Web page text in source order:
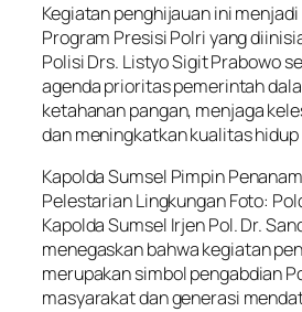
Kegiatan penghijauan ini
Program Presisi Polri yang
Polisi Drs. Listyo Sigit Prabowo
agenda prioritas pemerintah
ketahanan pangan, menjaga
dan meningkatkan kualitas
Kapolda Sumsel Pimpin
Pelestarian Lingkungan Foto:
Kapolda Sumsel Irjen Pol. Dr.
menegaskan bahwa kegiatan
merupakan simbol pengabdian
masyarakat dan generasi